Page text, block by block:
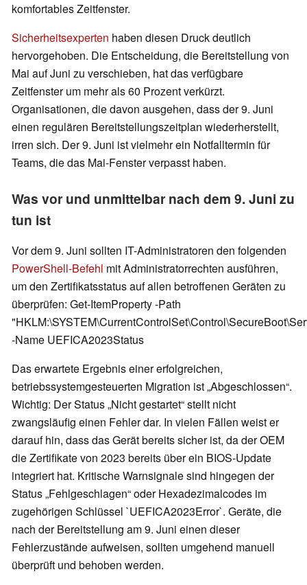
komfortables Zeitfenster.
Sicherheitsexperten haben diesen Druck deutlich
hervorgehoben. Die Entscheidung, die Bereitstellung von
Mai auf Juni zu verschieben, hat das verfügbare
Zeitfenster um mehr als 60 Prozent verkürzt.
Organisationen, die davon ausgehen, dass der 9. Juni
einen regulären Bereitstellungszeitplan wiederherstellt,
irren sich. Der 9. Juni ist vielmehr ein Notfalltermin für
Teams, die das Mai-Fenster verpasst haben.
Was vor und unmittelbar nach dem 9. Juni zu
tun ist
Vor dem 9. Juni sollten IT-Administratoren den folgenden
PowerShell-Befehl mit Administratorrechten ausführen,
um den Zertifikatsstatus auf allen betroffenen Geräten zu
überprüfen: Get-ItemProperty -Path
-Name UEFICA2023Status
Das erwartete Ergebnis einer erfolgreichen,
betriebssystemgesteuerten Migration ist „Abgeschlossen“.
Wichtig: Der Status „Nicht gestartet“ stellt nicht
zwangsläufig einen Fehler dar. In vielen Fällen weist er
darauf hin, dass das Gerät bereits sicher ist, da der OEM
die Zertifikate von 2023 bereits über ein BIOS-Update
integriert hat. Kritische Warnsignale sind hingegen der
Status „Fehlgeschlagen“ oder Hexadezimalcodes im
zugehörigen Schlüssel `UEFICA2023Error`. Geräte, die
nach der Bereitstellung am 9. Juni einen dieser
Fehlerzustände aufweisen, sollten umgehend manuell
überprüft und behoben werden.